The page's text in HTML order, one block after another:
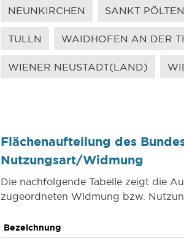
NEUNKIRCHEN SANKT
TULLN WAIDHOFEN AN DER
WIENER NEUSTADT(LAND)
Flächenaufteilung des
Nutzungsart/Widmung
Die nachfolgende Tabelle zeigt die
zugeordneten Widmung bzw.
Bezeichnung